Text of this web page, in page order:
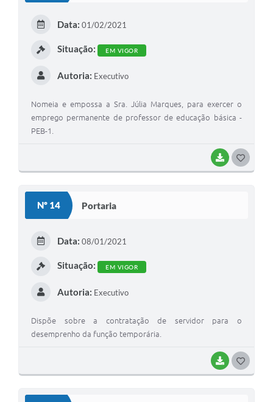
BAIXAR
Data: 01/02/2021
Situação: EM VIGOR
Autoria: Executivo
Nomeia e empossa a Sra. Júlia Marques, para exercer o
emprego permanente de professor de educação básica -
PEB-1.
Nº 14 Portaria
BAIXAR
Data: 08/01/2021
Situação: EM VIGOR
Autoria: Executivo
Dispõe sobre a contratação de servidor para o
desemprenho da função temporária.